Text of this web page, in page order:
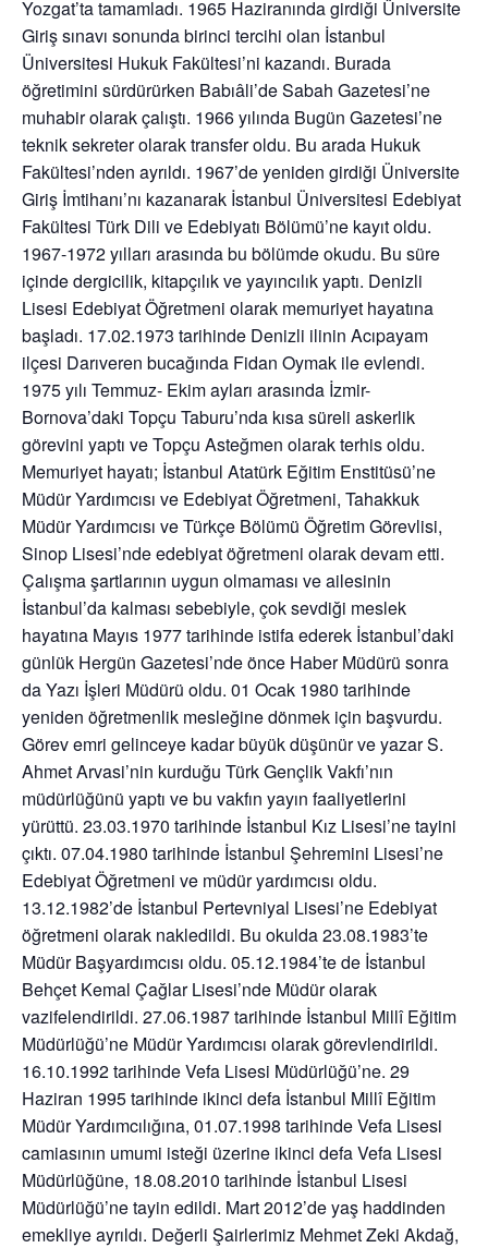
Yozgat’ta tamamladı. 1965 Haziranında girdiği Üniversite
Giriş sınavı sonunda birinci tercihi olan İstanbul
Üniversitesi Hukuk Fakültesi’ni kazandı. Burada
öğretimini sürdürürken Babıâli’de Sabah Gazetesi’ne
muhabir olarak çalıştı. 1966 yılında Bugün Gazetesi’ne
teknik sekreter olarak transfer oldu. Bu arada Hukuk
Fakültesi’nden ayrıldı. 1967’de yeniden girdiği Üniversite
Giriş İmtihanı’nı kazanarak İstanbul Üniversitesi Edebiyat
Fakültesi Türk Dili ve Edebiyatı Bölümü’ne kayıt oldu.
1967-1972 yılları arasında bu bölümde okudu. Bu süre
içinde dergicilik, kitapçılık ve yayıncılık yaptı. Denizli
Lisesi Edebiyat Öğretmeni olarak memuriyet hayatına
başladı. 17.02.1973 tarihinde Denizli ilinin Acıpayam
ilçesi Darıveren bucağında Fidan Oymak ile evlendi.
1975 yılı Temmuz- Ekim ayları arasında İzmir-
Bornova’daki Topçu Taburu’nda kısa süreli askerlik
görevini yaptı ve Topçu Asteğmen olarak terhis oldu.
Memuriyet hayatı; İstanbul Atatürk Eğitim Enstitüsü’ne
Müdür Yardımcısı ve Edebiyat Öğretmeni, Tahakkuk
Müdür Yardımcısı ve Türkçe Bölümü Öğretim Görevlisi,
Sinop Lisesi’nde edebiyat öğretmeni olarak devam etti.
Çalışma şartlarının uygun olmaması ve ailesinin
İstanbul’da kalması sebebiyle, çok sevdiği meslek
hayatına Mayıs 1977 tarihinde istifa ederek İstanbul’daki
günlük Hergün Gazetesi’nde önce Haber Müdürü sonra
da Yazı İşleri Müdürü oldu. 01 Ocak 1980 tarihinde
yeniden öğretmenlik mesleğine dönmek için başvurdu.
Görev emri gelinceye kadar büyük düşünür ve yazar S.
Ahmet Arvasi’nin kurduğu Türk Gençlik Vakfı’nın
müdürlüğünü yaptı ve bu vakfın yayın faaliyetlerini
yürüttü. 23.03.1970 tarihinde İstanbul Kız Lisesi’ne tayini
çıktı. 07.04.1980 tarihinde İstanbul Şehremini Lisesi’ne
Edebiyat Öğretmeni ve müdür yardımcısı oldu.
13.12.1982’de İstanbul Pertevniyal Lisesi’ne Edebiyat
öğretmeni olarak nakledildi. Bu okulda 23.08.1983’te
Müdür Başyardımcısı oldu. 05.12.1984’te de İstanbul
Behçet Kemal Çağlar Lisesi’nde Müdür olarak
vazifelendirildi. 27.06.1987 tarihinde İstanbul Millî Eğitim
Müdürlüğü’ne Müdür Yardımcısı olarak görevlendirildi.
16.10.1992 tarihinde Vefa Lisesi Müdürlüğü’ne. 29
Haziran 1995 tarihinde ikinci defa İstanbul Millî Eğitim
Müdür Yardımcılığına, 01.07.1998 tarihinde Vefa Lisesi
camiasının umumi isteği üzerine ikinci defa Vefa Lisesi
Müdürlüğüne, 18.08.2010 tarihinde İstanbul Lisesi
Müdürlüğü’ne tayin edildi. Mart 2012’de yaş haddinden
emekliye ayrıldı. Değerli Şairlerimiz Mehmet Zeki Akdağ,